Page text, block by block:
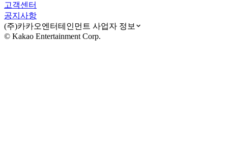
고객센터
공지사항
(주)카카오엔터테인먼트 사업자 정보
© Kakao Entertainment Corp.